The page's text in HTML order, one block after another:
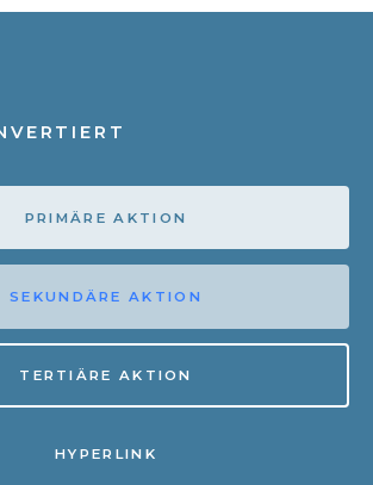
PRIMÄRE AKTION
SEKUNDÄRE AKTION
TERTIÄRE AKTION
HYPERLINK